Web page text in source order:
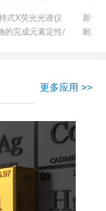
式X荧光光谱仪
的完成元素定性/
镀层测厚、化肥
分析.....
新一
耐用
更多应用 >>